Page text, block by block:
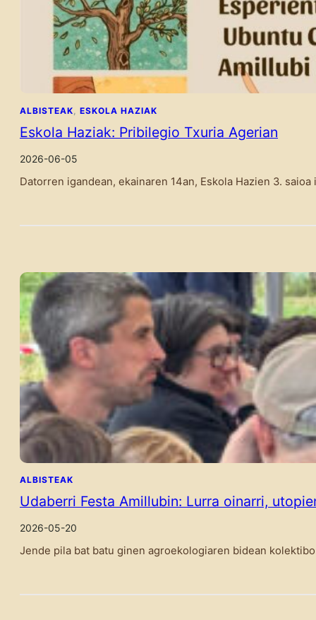
ALBISTEAK ESKOLA HAZIAK
Eskola Haziak: Pribilegio Txuria Agerian
2026-06-05
Datorren igandean, ekainaren 14an, Eskola Hazien 3.
ALBISTEAK
Udaberri Festa Amillubin: Lurra oinarri,
2026-05-20
Jende pila bat batu ginen agroekologiaren bidean